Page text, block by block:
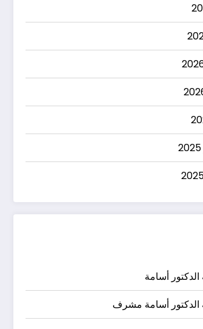
الدكتور أسامة
الدكتور أسامة مشرف